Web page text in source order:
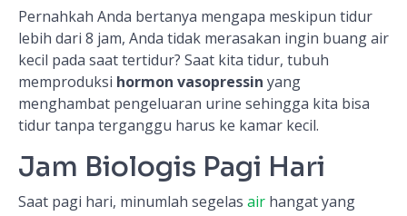
Pernahkah Anda bertanya mengapa meskipun tidur
lebih dari 8 jam, Anda tidak merasakan ingin buang air
kecil pada saat tertidur? Saat kita tidur, tubuh
memproduksi hormon vasopressin yang
menghambat pengeluaran urine sehingga kita bisa
tidur tanpa terganggu harus ke kamar kecil.
Jam Biologis Pagi Hari
Saat pagi hari, minumlah segelas air hangat yang